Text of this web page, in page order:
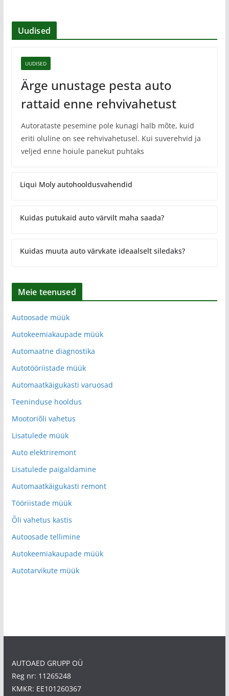
Uudised
UUDISED
Ärge unustage pesta auto
rattaid enne rehvivahetust
Autorataste pesemine pole kunagi halb mõte, kuid
eriti oluline on see rehvivahetusel. Kui suverehvid ja
veljed enne hoiule panekut puhtaks
Liqui Moly autohooldusvahendid
Kuidas putukaid auto värvilt maha saada?
Kuidas muuta auto värvkate ideaalselt siledaks?
Meie teenused
Autoosade müük
Autokeemiakaupade müük
Automaatne diagnostika
Autotööriistade müük
Automaatkäigukasti varuosad
Teeninduse hooldus
Mootoriõli vahetus
Lisatulede müük
Auto elektriremont
Lisatulede paigaldamine
Automaatkäigukasti remont
Tööriistade müük
Õli vahetus kastis
Autoosade tellimine
Autokeemiakaupade müük
Autotarvikute müük
AUTOAED GRUPP OÜ
Reg nr: 11265248
KMKR: EE101260367